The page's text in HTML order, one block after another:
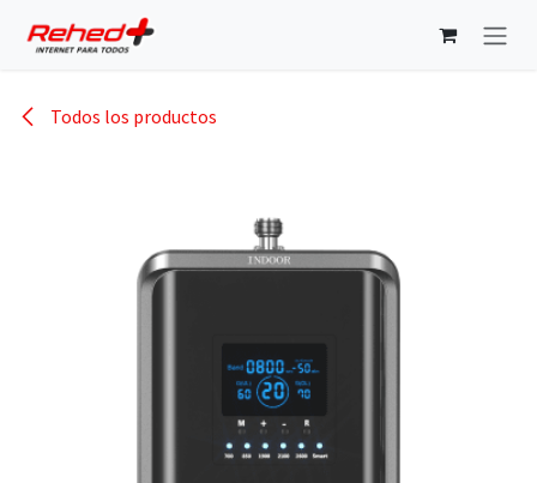
Todos los productos